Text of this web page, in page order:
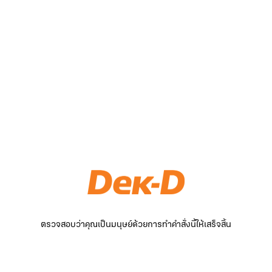
ตรวจสอบว่าคุณเป็นมนุษย์ด้วยการทำคำสั่งนี้ให้เสร็จสิ้น